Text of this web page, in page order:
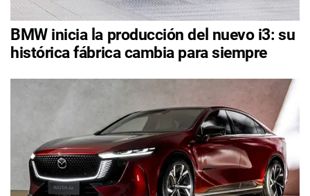
BMW inicia la producción del nuevo i3: su
histórica fábrica cambia para siempre